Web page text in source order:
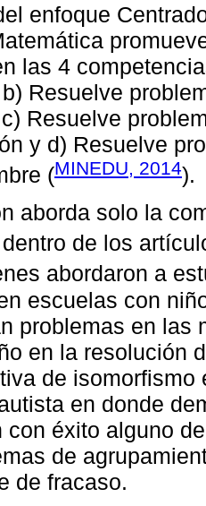
enfoque
las 4
Resuelve
Resuelve
y d) Resuelve
(MINEDU, 2014).
aborda solo la
de los
abordaron a
escuelas con
problemas en las
en la resolución
de
en donde
con éxito alguno
de
de fracaso.